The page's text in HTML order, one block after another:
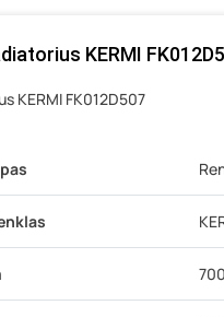
KERMI
KERMI FK012D507
700